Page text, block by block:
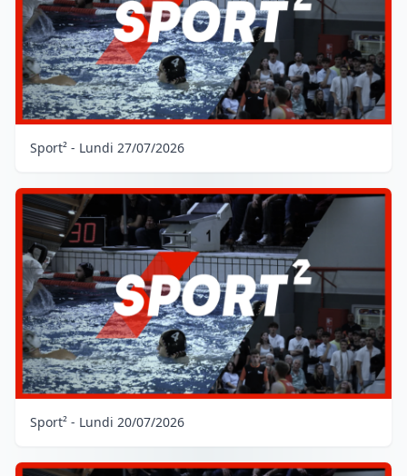
Sport² - Lundi 27/07/2026
Sport² - Lundi 20/07/2026